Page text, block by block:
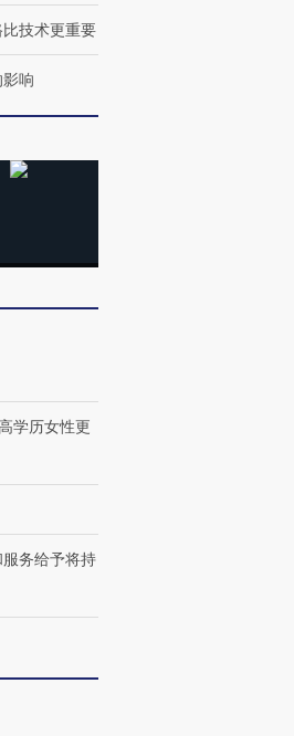
”的印
视线｜“入侵”还是“人道危
技术更重要
响
学历女性更
务给予将持